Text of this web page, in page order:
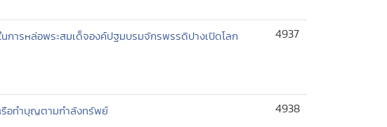
ารหล่อพระสมเด็จองค์ปฐมบรมจักรพรรดิปางเปิดโลก
4937
รือทำบุญตามกำลังทรัพย์ 4938